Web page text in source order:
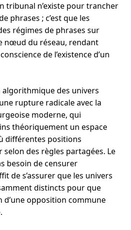
tribunal n’existe pour trancher
phrases ; c’est que les
régimes de phrases sur
nœud du réseau, rendant
de l’existence d’un
des univers
rupture radicale avec la
moderne, qui
théoriquement un espace
différentes positions
selon des règles partagées. Le
besoin de censurer
de s’assurer que les univers
distincts pour que
d’une opposition commune